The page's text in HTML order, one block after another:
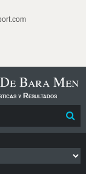
Bara Men
y Resultados